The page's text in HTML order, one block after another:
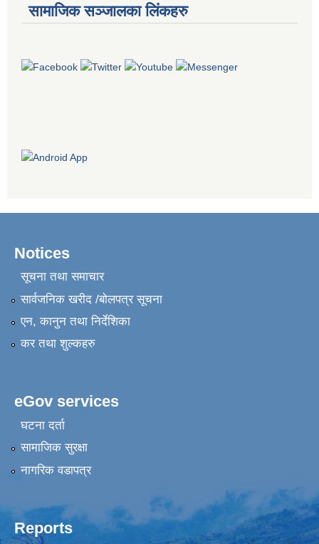
सामाजिक सञ्जालका लिंकहरु
Notices
सूचना तथा समाचार
सार्वजनिक खरीद /बोलपत्र सूचना
एन, कानुन तथा निर्देशिका
कर तथा शुल्कहरु
eGov services
घटना दर्ता
सामाजिक सुरक्षा
नागरिक वडापत्र
Reports